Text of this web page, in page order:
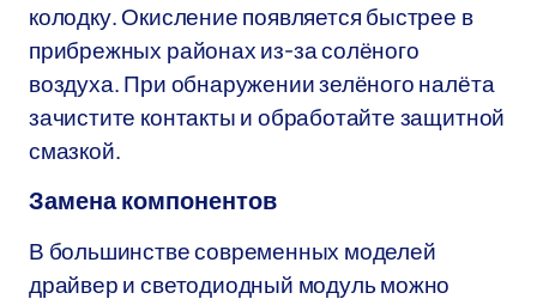
колодку. Окисление появляется быстрее в
прибрежных районах из-за солёного
воздуха. При обнаружении зелёного налёта
зачистите контакты и обработайте защитной
смазкой.
Замена компонентов
В большинстве современных моделей
драйвер и светодиодный модуль можно